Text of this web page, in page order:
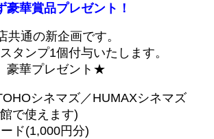
豪華賞品プレゼント！
共通の新企画です。
タンプ1個付与いたします。
豪華プレゼント★
シネマズ／HUMAXシネマズ
で使えます)
ド(1,000円分)